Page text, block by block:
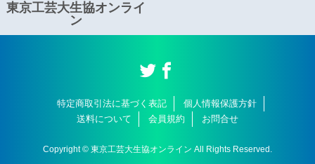
東京工芸大生協オンライ
ン
特定商取引法に基づく表記
個人情報保護方針
送料について
会員規約 お問合せ
Copyright © 東京工芸大生協オンライン All Rights Reserved.